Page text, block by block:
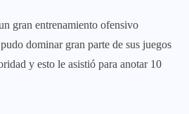
gran entrenamiento ofensivo
dominar gran parte de sus juegos
y esto le asistió para anotar 10